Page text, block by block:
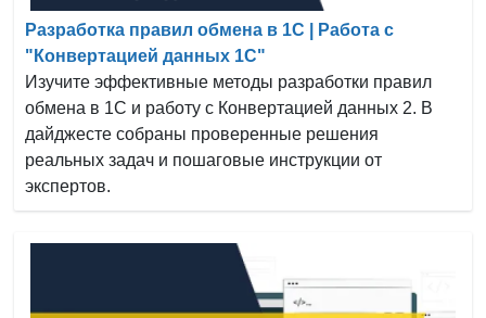
Разработка правил обмена в 1С | Работа с
"Конвертацией данных 1С"
Изучите эффективные методы разработки правил
обмена в 1С и работу с Конвертацией данных 2. В
дайджесте собраны проверенные решения
реальных задач и пошаговые инструкции от
экспертов.